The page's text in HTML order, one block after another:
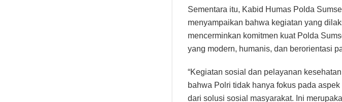
Sementara itu, Kabid Humas Polda
menyampaikan bahwa kegiatan yang
mencerminkan komitmen kuat Polda
yang modern, humanis, dan berorientasi
“Kegiatan sosial dan pelayanan
bahwa Polri tidak hanya fokus pada
dari solusi sosial masyarakat. Ini